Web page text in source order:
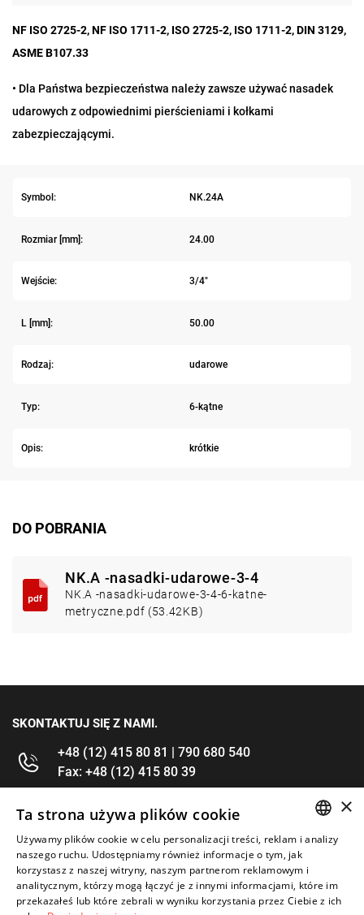
NF ISO 2725-2, NF ISO 1711-2, ISO 2725-2, ISO 1711-2, DIN 3129,
ASME B107.33
• Dla Państwa bezpieczeństwa należy zawsze używać nasadek
udarowych z odpowiednimi pierścieniami i kołkami
zabezpieczającymi.
Symbol: NK.24A
Rozmiar [mm]: 24.00
Wejście: 3/4"
L [mm]: 50.00
Rodzaj: udarowe
Typ: 6-kątne
Opis: krótkie
DO POBRANIA
NK.A -nasadki-udarowe-3-4
NK.A -nasadki-udarowe-3-4-6-katne-
metryczne.pdf (53.42KB)
SKONTAKTUJ SIĘ Z NAMI.
+48 (12) 415 80 81 | 790 680 540
Fax: +48 (12) 415 80 39
kontakt@im-narzedzia.pl
INFORMACJE
OFERTA
ENGLISH
×
Ta strona używa plików cookie
Używamy plików cookie w celu personalizacji treści, reklam i analizy
naszego ruchu. Udostępniamy również informacje o tym, jak
korzystasz z naszej witryny, naszym partnerom reklamowym i
analitycznym, którzy mogą łączyć je z innymi informacjami, które im
przekazałeś lub które zebrali w wyniku korzystania przez Ciebie z ich